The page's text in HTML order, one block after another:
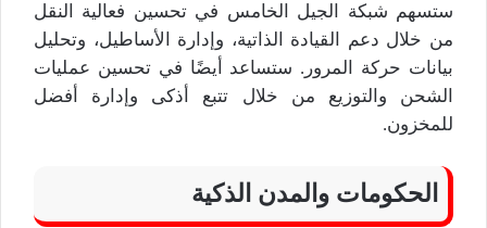
ستسهم شبكة الجيل الخامس في تحسين فعالية النقل
من خلال دعم القيادة الذاتية، وإدارة الأساطيل، وتحليل
بيانات حركة المرور. ستساعد أيضًا في تحسين عمليات
الشحن والتوزيع من خلال تتبع أذكى وإدارة أفضل
للمخزون.
الحكومات والمدن الذكية